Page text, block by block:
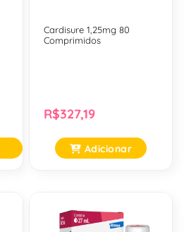
Cardisure 1,25mg 80
Comprimidos
R$327,19
Adicionar